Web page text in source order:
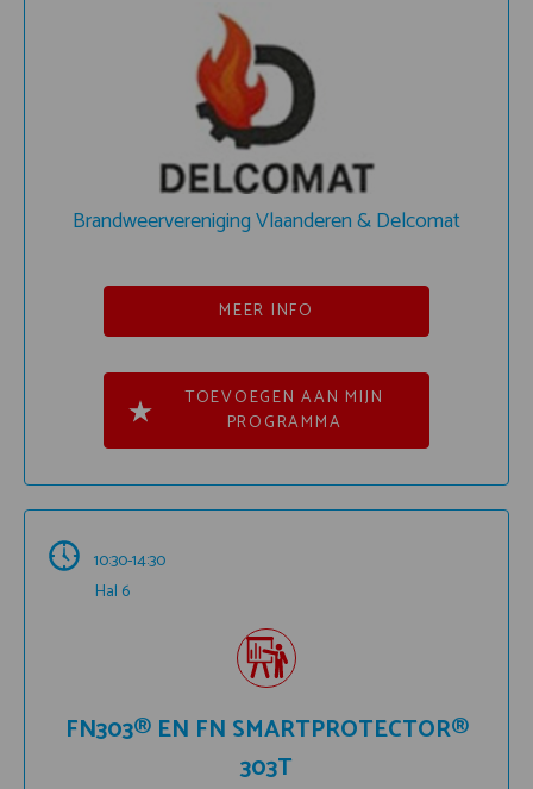
Brandweervereniging Vlaanderen & Delcomat
MEER INFO
TOEVOEGEN AAN MIJN
PROGRAMMA
10:30-14:30
Hal 6
FN303® EN FN SMARTPROTECTOR®
303T